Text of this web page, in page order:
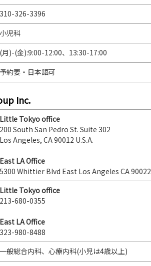
310-326-3396
小児科
(月)-(金):9:00-12:00、13:30-17:00
予約要・日本語可
Inc.
Little Tokyo office
200 South San Pedro St. Suite 302
Los Angeles, CA 90012 U.S.A.
East LA Office
5300 Whittier Blvd East Los Angeles CA 90022
Little Tokyo office
213-680-0355
East LA Office
323-980-8488
一般総合内科、心療内科(小児は4歳以上)